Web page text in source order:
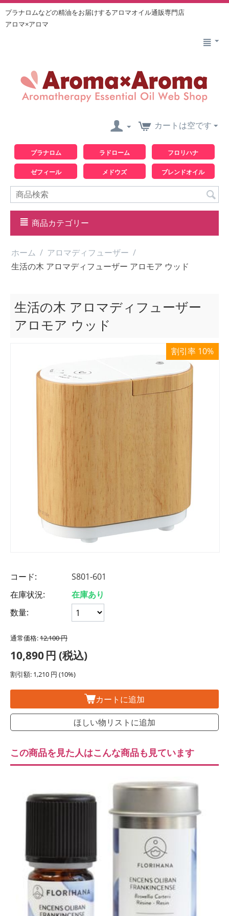
プラナロムなどの精油をお届けするアロマオイル通販専門店
アロマ×アロマ
カートは空です
プラナロム ラドローム フロリハナ
ゼフィール メドウズ ブレンドオイル
商品カテゴリー
ホーム / アロマディフューザー /
生活の木 アロマディフューザー アロモア ウッド
生活の木 アロマディフューザー
アロモア ウッド
割引率 10%
コード:
S801-601
在庫状況:
在庫あり
数量:
通常価格:12,100円
10,890円 (税込)
割引額: 1,210 円 (10%)
カートに追加
ほしい物リストに追加
この商品を見た人はこんな商品も見ています